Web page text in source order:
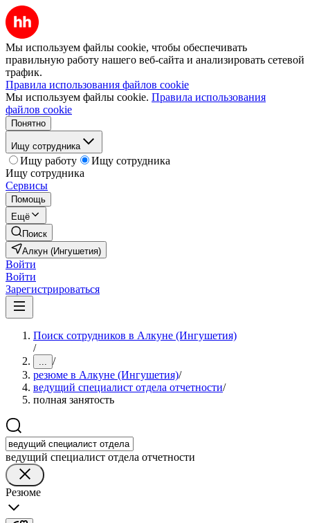
Мы используем файлы cookie, чтобы обеспечивать
правильную работу нашего веб-сайта и анализировать сетевой
трафик.
Правила использования файлов cookie
Мы используем файлы cookie. Правила использования
файлов cookie
Понятно
Ищу сотрудника
Ищу работу
Ищу сотрудника
Ищу сотрудника
Сервисы
Помощь
Ещё
Поиск
Алкун (Ингушетия)
Войти
Войти
Зарегистрироваться
Поиск сотрудников в Алкуне (Ингушетия)
/
... /
резюме в Алкуне (Ингушетия)/
ведущий специалист отдела отчетности/
полная занятость
ведущий специалист отдела отчетности
Резюме